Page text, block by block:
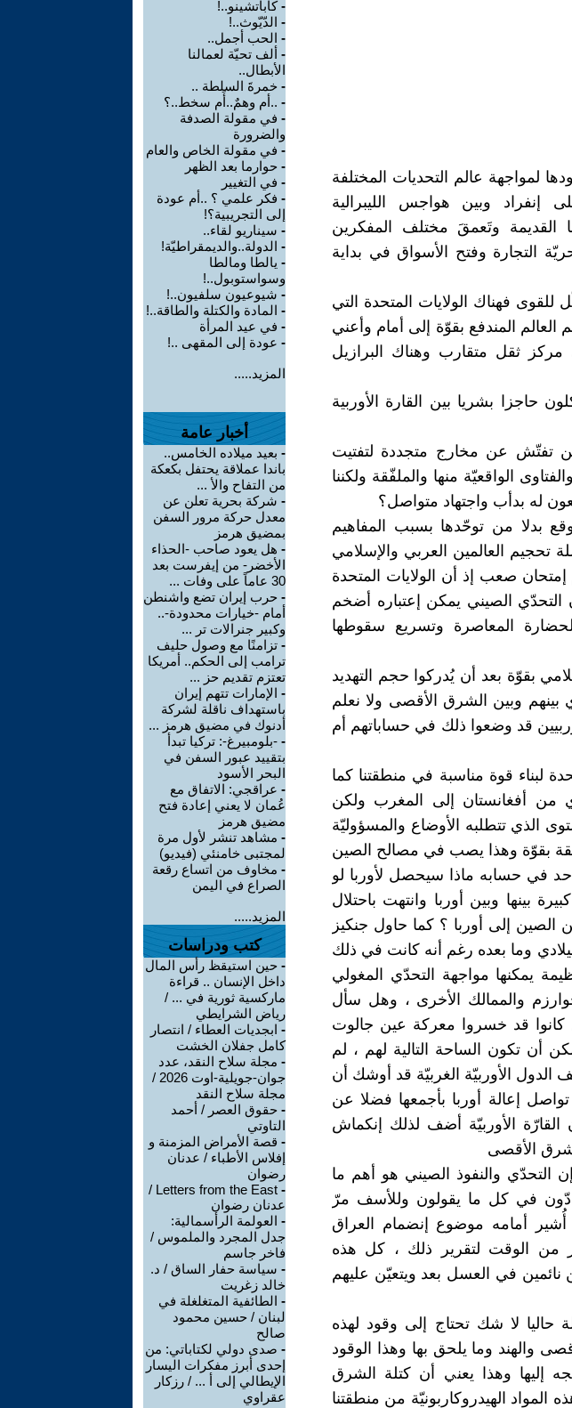
لمواجهة عالم التحديات المختلفة
إنفراد وبين هواجس الليبرالية
وتَعمقَ مختلف المفكرين
التجارة وفتح الأسواق في بداية
للقوى فهناك الولايات المتحدة التي
العالم المندفع بقوّة إلى أمام وأعني
ثقل متقارب وهناك البرازيل
حاجزا بشريا بين القارة الأوربية
تفتّش عن مخارج متجددة لتفتيت
الواقعيّة منها والملفّقة ولكننا
له بدأب واجتهاد متواصل؟
بدلا من توحّدها بسبب المفاهيم
تحجيم العالمين العربي والإسلامي
صعب إذ أن الولايات المتحدة
الصيني يمكن إعتباره أضخم
للحضارة المعاصرة وتسريع سقوطها
بقوّة بعد أن يُدركوا حجم التهديد
وبين الشرق الأقصى ولا نعلم
قد وضعوا ذلك في حساباتهم أم
لبناء قوة مناسبة في منطقتنا كما
من أفغانستان إلى المغرب ولكن
الذي تتطلبه الأوضاع والمسؤوليّة
بقوّة وهذا يصب في مصالح الصين
في حسابه ماذا سيحصل لأوربا لو
بينها وبين أوربا وانتهت باحتلال
الصين إلى أوربا ؟ كما حاول جنكيز
وما بعده رغم أنه كانت في ذلك
يمكنها مواجهة التحدّي المغولي
والممالك الأخرى ، وهل سأل
كانوا قد خسروا معركة عين جالوت
أن تكون الساحة التالية لهم ، لم
الدول الأوربيّة الغربيّة قد أوشك أن
إعالة أوربا بأجمعها فضلا عن
الأوربيّة أضف لذلك إنكماش
الأقصى
التحدّي والنفوذ الصيني هو أهم ما
جادّون في كل ما يقولون وللأسف مرّ
أمامه موضوع إنضمام العراق
من الوقت لتقرير ذلك ، كل هذه
نائمين في العسل بعد ويتعيّن عليهم
حاليا لا شك تحتاج إلى وقود لهذه
والهند وما يلحق بها وهذا الوقود
إليها وهذا يعني أن كتلة الشرق
المواد الهيدروكاربونيّة من منطقتنا
-كاباتشينو..!
- الدّيّوث..!
- الحب أجمل..
- ألف تحيّة لعمالنا
الأبطال..
- خمرةَ السلطة ..
- ..أم وهمٌ..أَم سخط..؟
- في مقولة الصدفة
والضرورة
- في مقولة الخاص والعام
- حوارما بعد الظهر
- في التغيير
- فكر علمي ؟ ..أم عودة
إلى التجريبية؟!
- سيناريو لقاء..
- الدولة..والديمقراطيّة!
- يالطا ومالطا
وسواستوبول..!
- شيوعيون سلفيون..!
- المادة والكتلة والطاقة..!
- في عيد المرأة
- عودة إلى المقهى ..!
المزيد.....
أخبار عامة
- بعيد ميلاده الخامس..
باندا عملاقة يحتفل بكعكة
من التفاح والأ ...
- شركة بحرية تعلن عن
معدل حركة مرور السفن
بمضيق هرمز
- هل يعود صاحب -الحذاء
الأخضر- من إيفرست بعد
30 عاماً على وفات ...
- حرب إيران تضع واشنطن
أمام -خيارات محدودة-..
وكبير جنرالات تر ...
- تزامنًا مع وصول حليف
ترامب إلى الحكم.. أمريكا
تعتزم تقديم حز ...
- الإمارات تتهم إيران
باستهداف ناقلة لشركة
أدنوك في مضيق هرمز ...
- -بلومبيرغ-: تركيا تبدأ
بتقييد عبور السفن في
البحر الأسود
- عراقجي: الاتفاق مع
عُمان لا يعني إعادة فتح
مضيق هرمز
- مشاهد تنشر لأول مرة
لمجتبى خامنئي (فيديو)
- مخاوف من اتساع رقعة
الصراع في اليمن
المزيد.....
كتب ودراسات
- حين استيقظ رأس المال
داخل الإنسان .. قراءة
ماركسية ثورية في ... /
رياض الشرايطي
- ابجديات العطاء / انتصار
كامل جفلان الخشت
- مجلة سلاح النقد، عدد
جوان-جويلية-اوت 2026 /
مجلة سلاح النقد
- حقوق العصر / أحمد
التاوتي
- قصة الأمراض المزمنة و
إفلاس الأطباء / عدنان
رضوان
-
Letters from the East /
عدنان رضوان
- العولمة الرأسمالية:
جدل المجرد والملموس /
فاخر جاسم
- سياسة حفار الساق / د.
خالد زغريت
- الطائفية المتغلغلة في
لبنان / حسين محمود
صالح
- صدى دولي لكتاباتي: من
إحدى أبرز مفكرات اليسار
الإيطالي إلى أ ... / رزكار
عقراوي